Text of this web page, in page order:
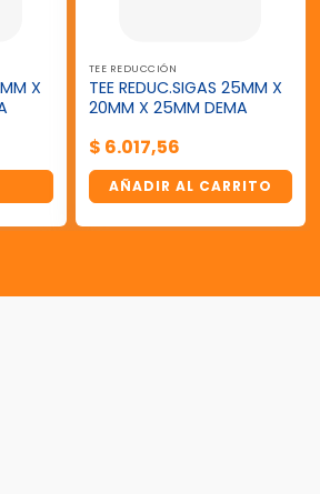
X
TEE REDUCCIÓN
TEE REDUC.SIGAS 25MM X
20MM X 25MM DEMA
$ 6.017,56
AÑADIR AL CARRITO